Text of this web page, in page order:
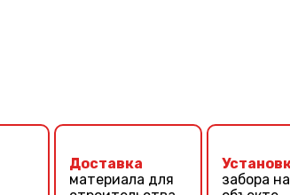
Доставка
материала для
забора на